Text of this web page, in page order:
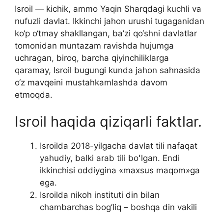
Isroil — kichik, ammo Yaqin Sharqdagi kuchli va
nufuzli davlat. Ikkinchi jahon urushi tugaganidan
ko‘p o‘tmay shakllangan, ba’zi qo‘shni davlatlar
tomonidan muntazam ravishda hujumga
uchragan, biroq, barcha qiyinchiliklarga
qaramay, Isroil bugungi kunda jahon sahnasida
o‘z mavqeini mustahkamlashda davom
etmoqda.
Isroil haqida qiziqarli faktlar.
Isroilda 2018-yilgacha davlat tili nafaqat
yahudiy, balki arab tili boʻlgan. Endi
ikkinchisi oddiygina «maxsus maqom»ga
ega.
Isroilda nikoh instituti din bilan
chambarchas bog’liq – boshqa din vakili